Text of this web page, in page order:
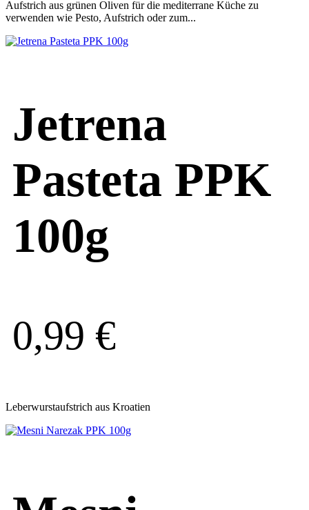
Aufstrich aus grünen Oliven für die mediterrane Küche zu
verwenden wie Pesto, Aufstrich oder zum...
Jetrena
Pasteta PPK
100g
0,99 €
Leberwurstaufstrich aus Kroatien